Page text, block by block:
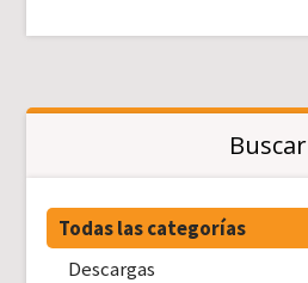
Buscar
Todas las categorías
Descargas